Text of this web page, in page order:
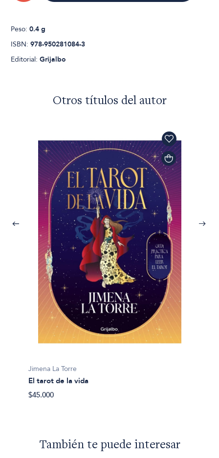
Peso:0.4 g
ISBN:978-950281084-3
Editorial:Grijalbo
Otros títulos del autor
Jimena La Torre
El tarot de la vida
$45.000
También te puede interesar